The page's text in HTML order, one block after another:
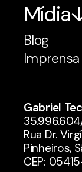
Mídia
Blog
Imprensa
Gabriel
Rua Dr.
Pinheiros,
CEP: